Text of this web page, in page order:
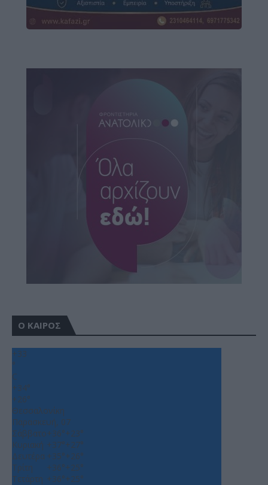
Ο ΚΑΙΡΟΣ
+33
°
C
+34°
+26°
Θεσσαλονίκη
Παρασκευή, 07
Σάββατο+36°+23°
Κυριακή +37°+27°
Δευτέρα +35°+26°
Τρίτη
+36°+25°
Τετάρτη +36°+25°